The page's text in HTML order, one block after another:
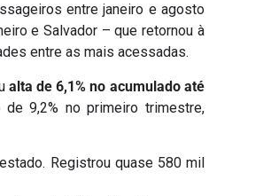
entre janeiro e agosto
e Salvador – que retornou à
entre as mais acessadas.
alta de 6,1% no acumulado até
9,2% no primeiro trimestre,
Registrou quase 580 mil